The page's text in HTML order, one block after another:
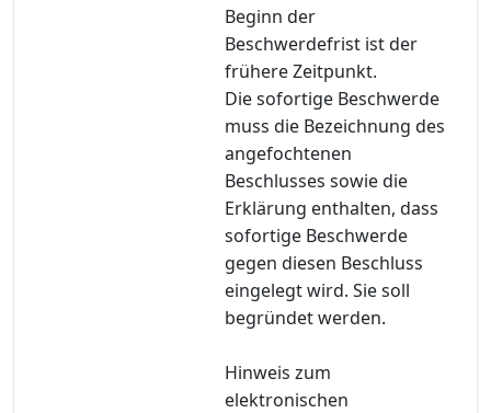
Beginn der
Beschwerdefrist ist der
frühere Zeitpunkt.
Die sofortige Beschwerde
muss die Bezeichnung des
angefochtenen
Beschlusses sowie die
Erklärung enthalten, dass
sofortige Beschwerde
gegen diesen Beschluss
eingelegt wird. Sie soll
begründet werden.
Hinweis zum
elektronischen